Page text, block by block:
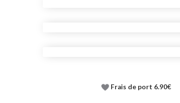
Frais de port 6.90€